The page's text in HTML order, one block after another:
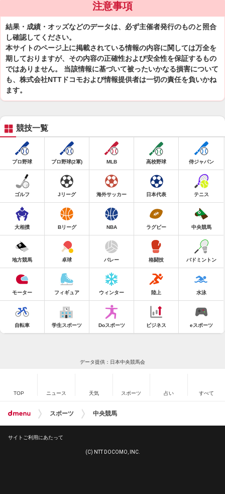
注意事項
結果・成績・オッズなどのデータは、必ず主催者発行のものと照合
し確認してください。
本サイトのページ上に掲載されている情報の内容に関しては万全を
期しておりますが、その内容の正確性および安全性を保証するもの
ではありません。 当該情報に基づいて被ったいかなる損害について
も、株式会社NTTドコモおよび情報提供者は一切の責任を負いかね
ます。
競技一覧
プロ野球 プロ野球(2軍) MLB 高校野球 侍ジャパン
ゴルフ Jリーグ 海外サッカー 日本代表 テニス
大相撲 Bリーグ NBA ラグビー 中央競馬
地方競馬 卓球 バレー 格闘技 バドミントン
モーター フィギュア ウィンター 陸上 水泳
自転車 学生スポーツ Doスポーツ ビジネス eスポーツ
データ提供：日本中央競馬会
TOP ニュース 天気 スポーツ 占い すべて
スポーツ 中央競馬
サイトご利用にあたって
(C) NTT DOCOMO, INC.